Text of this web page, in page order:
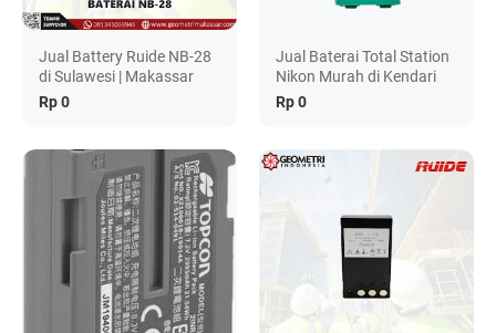
Jual Battery Ruide NB-28
di Sulawesi | Makassar
Rp 0
Jual Baterai Total Station
Nikon Murah di Kendari
Rp 0